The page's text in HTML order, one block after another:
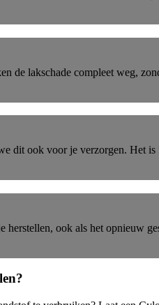
de lakschade compleet weg,
dit ook voor je verzorgen. Het
herstellen, ook als het opnieuw